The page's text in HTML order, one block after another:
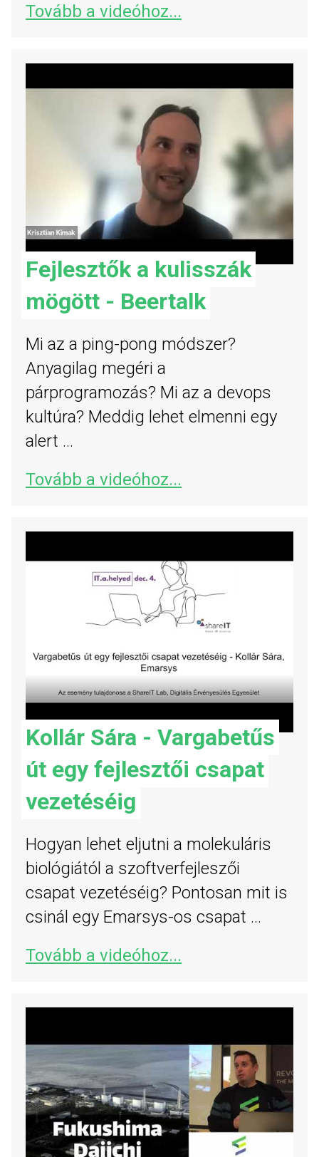
Tovább a videóhoz...
Fejlesztők a kulisszák
mögött - Beertalk
Mi az a ping-pong módszer?
Anyagilag megéri a
párprogramozás? Mi az a devops
kultúra? Meddig lehet elmenni egy
alert ...
Tovább a videóhoz...
Kollár Sára - Vargabetűs
út egy fejlesztői csapat
vezetéséig
Hogyan lehet eljutni a molekuláris
biológiától a szoftverfejleszői
csapat vezetéséig? Pontosan mit is
csinál egy Emarsys-os csapat ...
Tovább a videóhoz...